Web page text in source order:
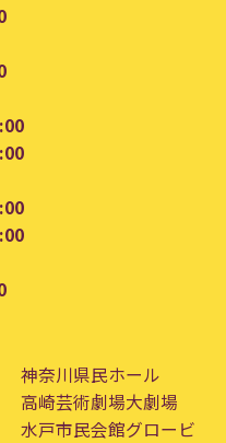
神奈川県民ホール
高崎芸術劇場大劇場
水戸市民会館グロービ